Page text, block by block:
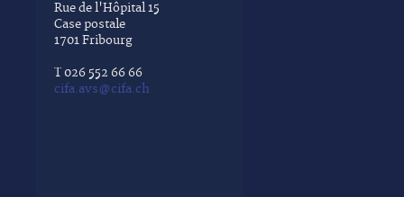
Rue de l'Hôpital 15
Case postale
1701 Fribourg
T 026 552 66 66
cifa.avs@cifa.ch